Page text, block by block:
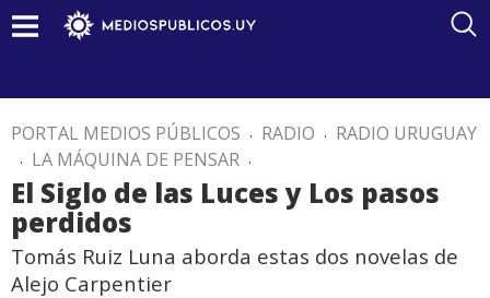
PORTAL MEDIOS PÚBLICOS . RADIO . RADIO URUGUAY
. LA MÁQUINA DE PENSAR .
El Siglo de las Luces y Los pasos
perdidos
Tomás Ruiz Luna aborda estas dos novelas de
Alejo Carpentier